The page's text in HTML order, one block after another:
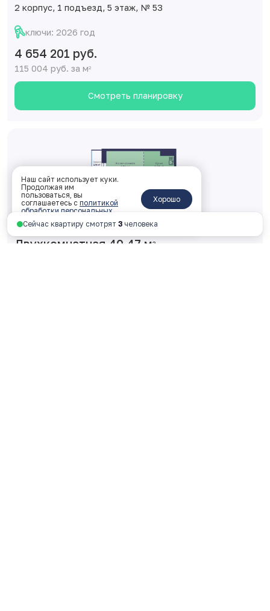
2 корпус, 1 подъезд, 5 этаж, № 53
ключи: 2026 год
4 654 201 руб.
115 004 руб. за м2
Смотреть планировку
Двухкомнатная 40.47 м2
Сейчас квартиру смотрят 3 человека
Наш сайт использует куки.
Продолжая им
пользоваться, вы
соглашаетесь с политикой
обработки персональных
данных
Хорошо